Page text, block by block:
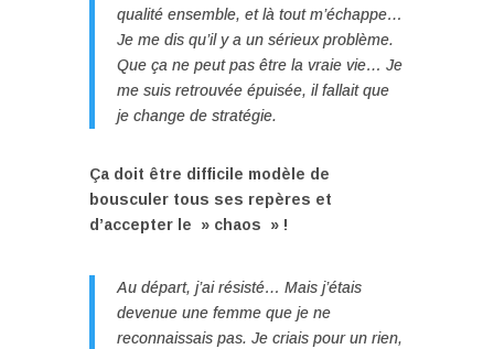
qualité ensemble, et là tout m’échappe…
Je me dis qu’il y a un sérieux problème.
Que ça ne peut pas être la vraie vie… Je
me suis retrouvée épuisée, il fallait que
je change de stratégie.
Ça doit être difficile modèle de
bousculer tous ses repères et
d’accepter le » chaos » !
Au départ, j’ai résisté… Mais j’étais
devenue une femme que je ne
reconnaissais pas. Je criais pour un rien,